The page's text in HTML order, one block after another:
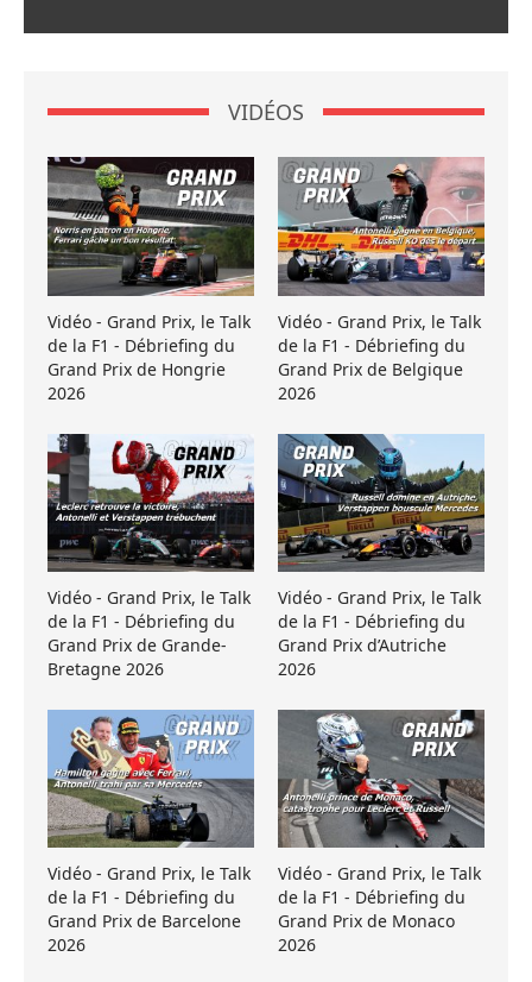
VIDÉOS
Vidéo - Grand Prix, le Talk
de la F1 - Débriefing du
Grand Prix de Hongrie
2026
Vidéo - Grand Prix, le Talk
de la F1 - Débriefing du
Grand Prix de Belgique
2026
Vidéo - Grand Prix, le Talk
de la F1 - Débriefing du
Grand Prix de Grande-
Bretagne 2026
Vidéo - Grand Prix, le Talk
de la F1 - Débriefing du
Grand Prix d’Autriche
2026
Vidéo - Grand Prix, le Talk
de la F1 - Débriefing du
Grand Prix de Barcelone
2026
Vidéo - Grand Prix, le Talk
de la F1 - Débriefing du
Grand Prix de Monaco
2026